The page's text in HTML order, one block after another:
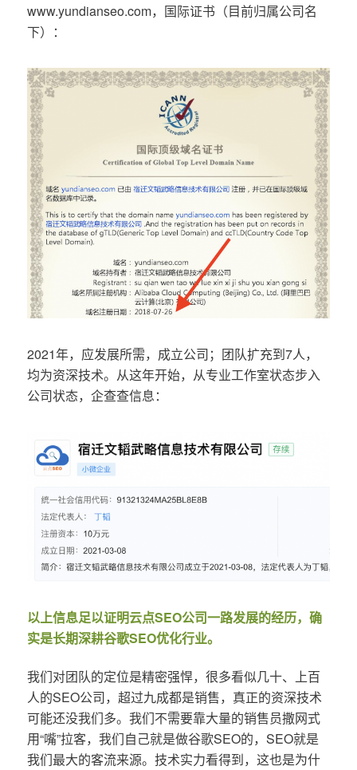
www.yundianseo.com，国际证书（目前归属公司名
下）：
2021年，应发展所需，成立公司；团队扩充到7人，
均为资深技术。从这年开始，从专业工作室状态步入
公司状态，企查查信息：
以上信息足以证明云点SEO公司一路发展的经历，确
实是长期深耕谷歌SEO优化行业。
我们对团队的定位是精密强悍，很多看似几十、上百
人的SEO公司，超过九成都是销售，真正的资深技术
可能还没我们多。我们不需要靠大量的销售员撒网式
用“嘴”拉客，我们自己就是做谷歌SEO的，SEO就是
我们最大的客流来源。技术实力看得到，这也是为什